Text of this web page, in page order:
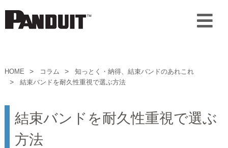
HOME コラム
知っとく・納得、結束バンドのあれこれ
結束バンドを耐久性重視で選ぶ方法
結束バンドを耐久性重視で選ぶ
方法